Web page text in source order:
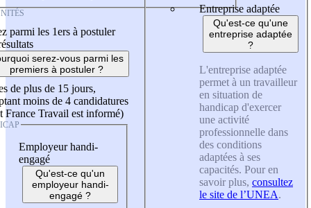
parmi les 1ers à postuler
serez-vous parmi les
premiers à postuler ?
de plus de 15 jours,
moins de 4 candidatures
France Travail est informé)
Employeur handi-
engagé
Qu'est-ce qu'un
employeur handi-
engagé ?
Entreprise adaptée
Qu'est-ce qu'une
entreprise adaptée
?
L'entreprise adaptée
permet à un travailleur
en situation de
handicap d'exercer
une activité
professionnelle dans
des conditions
adaptées à ses
capacités. Pour en
savoir plus, consultez
le site de l’UNEA.